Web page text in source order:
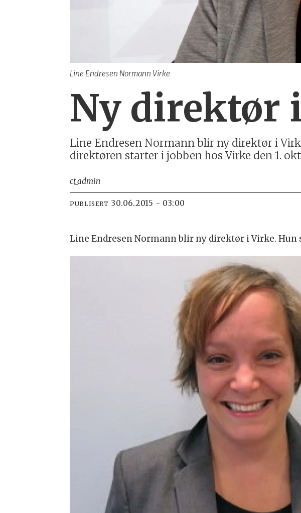
Line Endresen Normann Virke
Ny direktør
Line Endresen Normann blir ny direktør i
direktøren starter i jobben hos Virke den 1.
ct_admin
PUBLISERT 30.06.2015 - 03:00
Line Endresen Normann blir ny direktør i Virke. Hun